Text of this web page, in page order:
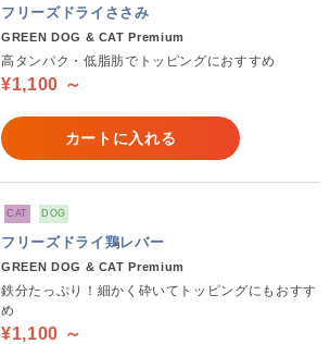
フリーズドライささみ
GREEN DOG & CAT Premium
高タンパク・低脂肪でトッピングにおすすめ
¥1,100 ～
カートに入れる
CAT DOG
フリーズドライ鶏レバー
GREEN DOG & CAT Premium
鉄分たっぷり！細かく砕いてトッピングにもおすす
め
¥1,100 ～